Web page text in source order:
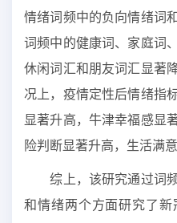
情绪词频中的负向情绪词
词频中的健康词、家庭词
休闲词汇和朋友词汇显著
况上，疫情定性后情绪指
显著升高，牛津幸福感显
险判断显著升高，生活满
综上，该研究通过词
和情绪两个方面研究了